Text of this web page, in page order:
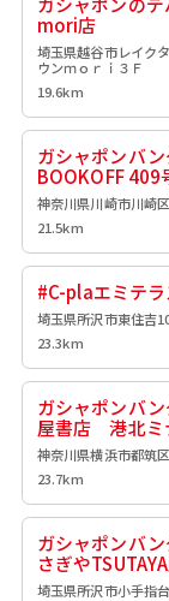
mori店
埼玉県越谷市レイク
ウンｍｏｒｉ３Ｆ
19.6km
ガシャポンバ
BOOKOFF 409
神奈川県川崎市川崎
21.5km
#C-plaエミテ
埼玉県所沢市東住吉
23.3km
ガシャポンバ
屋書店 港北ミ
神奈川県横浜市都筑
23.7km
ガシャポンバ
さぎや
埼玉県所沢市小手指